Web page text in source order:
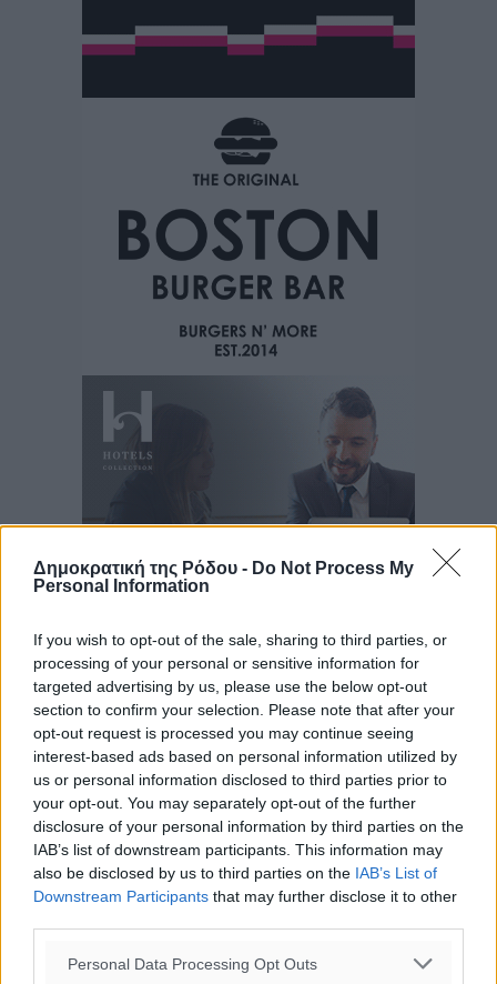
Δημοκρατική της Ρόδου - Do Not Process My
Personal Information
If you wish to opt-out of the sale, sharing to third parties, or
processing of your personal or sensitive information for
targeted advertising by us, please use the below opt-out
section to confirm your selection. Please note that after your
opt-out request is processed you may continue seeing
interest-based ads based on personal information utilized by
us or personal information disclosed to third parties prior to
your opt-out. You may separately opt-out of the further
disclosure of your personal information by third parties on the
IAB’s list of downstream participants. This information may
also be disclosed by us to third parties on the IAB’s List of
Downstream Participants that may further disclose it to other
Personal Data Processing Opt Outs
Ροή ειδήσεων
Φοιτητική στέγη: «Φωτιά» τα ενοίκια σε Αθήνα και
Θεσσαλονίκη – Έως 800 ευρώ στο Ρέθυμνο
Ειδήσεις• πριν 20 λεπτά
Η Τουρκία σε νέο «κρεσέντο» προκλήσεων στο Αιγαίο
με 18 παραβάσεις και παραβιάσεις
Ειδήσεις• πριν 25 λεπτά
Θερινές εκπτώσεις 2026 έως τις 31 Αυγούστου – Τι